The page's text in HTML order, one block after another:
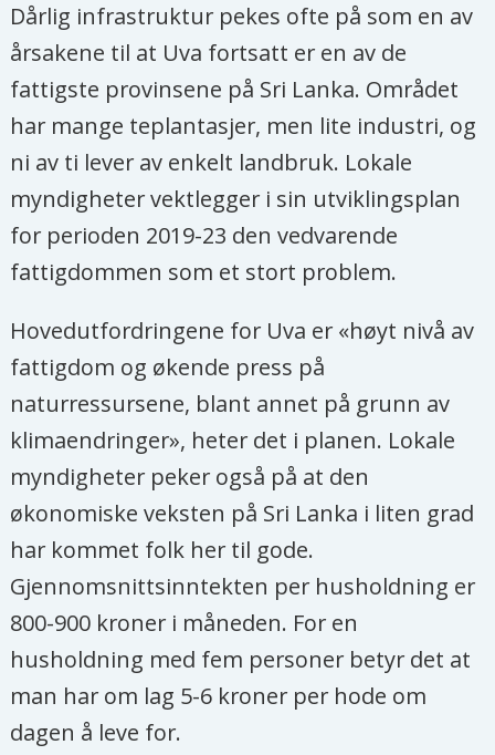
Dårlig infrastruktur pekes ofte på som en av
årsakene til at Uva fortsatt er en av de
fattigste provinsene på Sri Lanka. Området
har mange teplantasjer, men lite industri, og
ni av ti lever av enkelt landbruk. Lokale
myndigheter vektlegger i sin utviklingsplan
for perioden 2019-23 den vedvarende
fattigdommen som et stort problem.
Hovedutfordringene for Uva er «høyt nivå av
fattigdom og økende press på
naturressursene, blant annet på grunn av
klimaendringer», heter det i planen. Lokale
myndigheter peker også på at den
økonomiske veksten på Sri Lanka i liten grad
har kommet folk her til gode.
Gjennomsnittsinntekten per husholdning er
800-900 kroner i måneden. For en
husholdning med fem personer betyr det at
man har om lag 5-6 kroner per hode om
dagen å leve for.